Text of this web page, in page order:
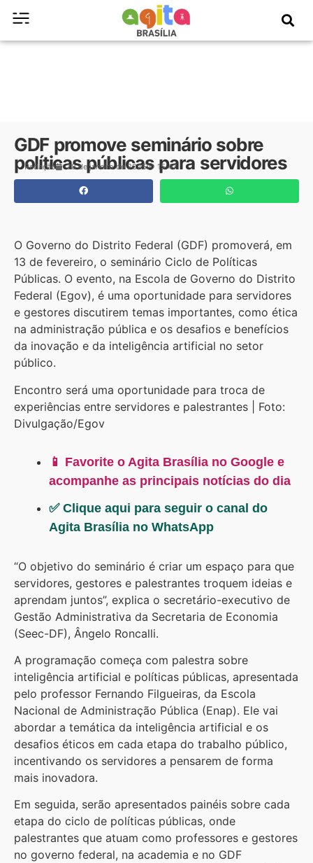
GDF promove seminário sobre
políticas públicas para servidores
Redação 28 de janeiro de 2025 15:47
O Governo do Distrito Federal (GDF) promoverá, em
13 de fevereiro, o seminário Ciclo de Políticas
Públicas. O evento, na Escola de Governo do Distrito
Federal (Egov), é uma oportunidade para servidores
e gestores discutirem temas importantes, como ética
na administração pública e os desafios e benefícios
da inovação e da inteligência artificial no setor
público.
Encontro será uma oportunidade para troca de
experiências entre servidores e palestrantes | Foto:
Divulgação/Egov
📱 Favorite o Agita Brasília no Google e
acompanhe as principais notícias do dia
✅ Clique aqui para seguir o canal do
Agita Brasília no WhatsApp
“O objetivo do seminário é criar um espaço para que
servidores, gestores e palestrantes troquem ideias e
aprendam juntos”, explica o secretário-executivo de
Gestão Administrativa da Secretaria de Economia
(Seec-DF), Ângelo Roncalli.
A programação começa com palestra sobre
inteligência artificial e políticas públicas, apresentada
pelo professor Fernando Filgueiras, da Escola
Nacional de Administração Pública (Enap). Ele vai
abordar a temática da inteligência artificial e os
desafios éticos em cada etapa do trabalho público,
incentivando os servidores a pensarem de forma
mais inovadora.
Em seguida, serão apresentados painéis sobre cada
etapa do ciclo de políticas públicas, onde
palestrantes que atuam como professores e gestores
no governo federal, na academia e no GDF